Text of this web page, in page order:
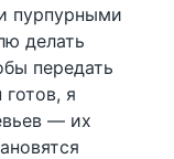
пурпурными
делать
передать
я
— их